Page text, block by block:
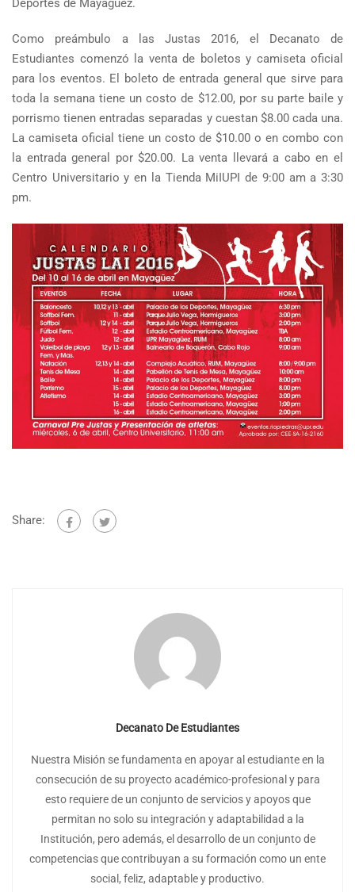
Deportes de Mayagüez.
Como preámbulo a las Justas 2016, el Decanato de
Estudiantes comenzó la venta de boletos y camiseta oficial
para los eventos. El boleto de entrada general que sirve para
toda la semana tiene un costo de $12.00, por su parte baile y
porrismo tienen entradas separadas y cuestan $8.00 cada una.
La camiseta oficial tiene un costo de $10.00 o en combo con
la entrada general por $20.00. La venta llevará a cabo en el
Centro Universitario y en la Tienda MiIUPI de 9:00 am a 3:30
pm.
Share:
Decanato De Estudiantes
Nuestra Misión se fundamenta en apoyar al estudiante en la
consecución de su proyecto académico-profesional y para
esto requiere de un conjunto de servicios y apoyos que
permitan no solo su integración y adaptabilidad a la
Institución, pero además, el desarrollo de un conjunto de
competencias que contribuyan a su formación como un ente
social, feliz, adaptable y productivo.